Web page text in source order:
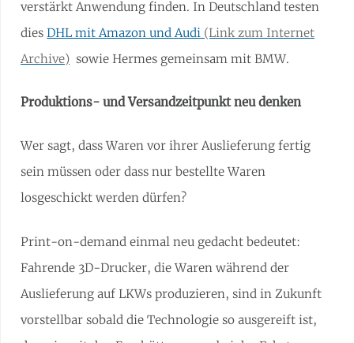
verstärkt Anwendung finden. In Deutschland testen
dies DHL mit Amazon und Audi
sowie Hermes gemeinsam mit BMW.
Produktions- und Versandzeitpunkt neu denken
Wer sagt, dass Waren vor ihrer Auslieferung fertig
sein müssen oder dass nur bestellte Waren
losgeschickt werden dürfen?
Print-on-demand einmal neu gedacht bedeutet:
Fahrende 3D-Drucker, die Waren während der
Auslieferung auf LKWs produzieren, sind in Zukunft
vorstellbar sobald die Technologie so ausgereift ist,